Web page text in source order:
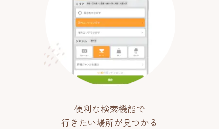
便利な検索機能で
行きたい場所が見つかる